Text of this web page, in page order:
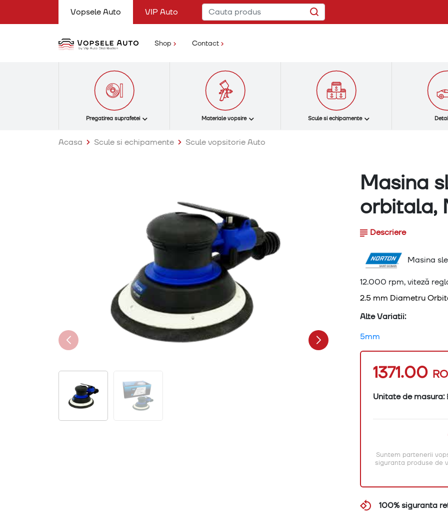
Vopsele Auto (current)VIP Auto
Shop (current)Contact
Pregatirea suprafetei Materiale vopsire Scule si echipamente
Acasa Scule si echipamente Scule vopsitorie Auto
Masina
orbitala,
Descriere
Masina
12.000 rpm, viteză
2.5 mm Diametru
Alte Variatii:
5mm
1371.00
Unitate de masura:
Suntem partenerii
siguranta produse de
100% siguranta